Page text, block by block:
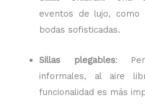
eventos de lujo, como
bodas sofisticadas.
Sillas plegables:
informales, al aire
funcionalidad es más